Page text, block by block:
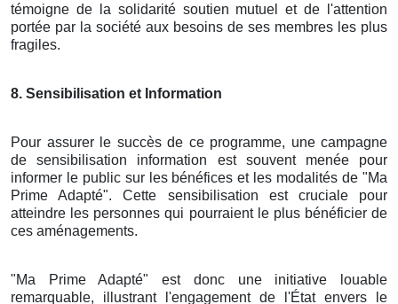
témoigne de la solidarité soutien mutuel et de l'attention
portée par la société aux besoins de ses membres les plus
fragiles.
8. Sensibilisation et Information
Pour assurer le succès de ce programme, une campagne
de sensibilisation information est souvent menée pour
informer le public sur les bénéfices et les modalités de "Ma
Prime Adapté". Cette sensibilisation est cruciale pour
atteindre les personnes qui pourraient le plus bénéficier de
ces aménagements.
"Ma Prime Adapté" est donc une initiative louable
remarquable, illustrant l'engagement de l'État envers le